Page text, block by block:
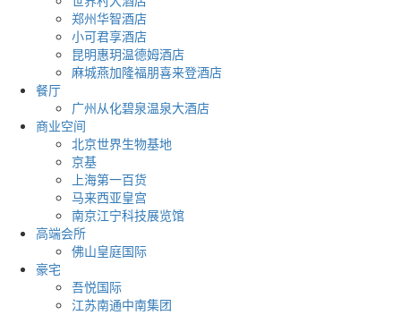
郑州华智酒店
小可君享酒店
昆明惠玥温德姆酒店
麻城燕加隆福朋喜来登酒店
餐厅
广州从化碧泉温泉大酒店
商业空间
北京世界生物基地
京基
上海第一百货
马来西亚皇宫
南京江宁科技展览馆
高端会所
佛山皇庭国际
豪宅
吾悦国际
江苏南通中南集团